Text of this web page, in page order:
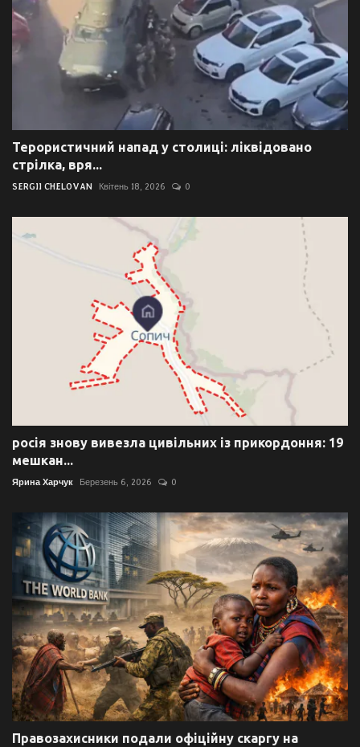
Терористичний напад у столиці: ліквідовано
стрілка, вря...
SERGII CHELOVAN Квітень 18, 2026 0
росія знову вивезла цивільних із прикордоння: 19
мешкан...
Ярина Харчук Березень 6, 2026 0
Правозахисники подали офіційну скаргу на